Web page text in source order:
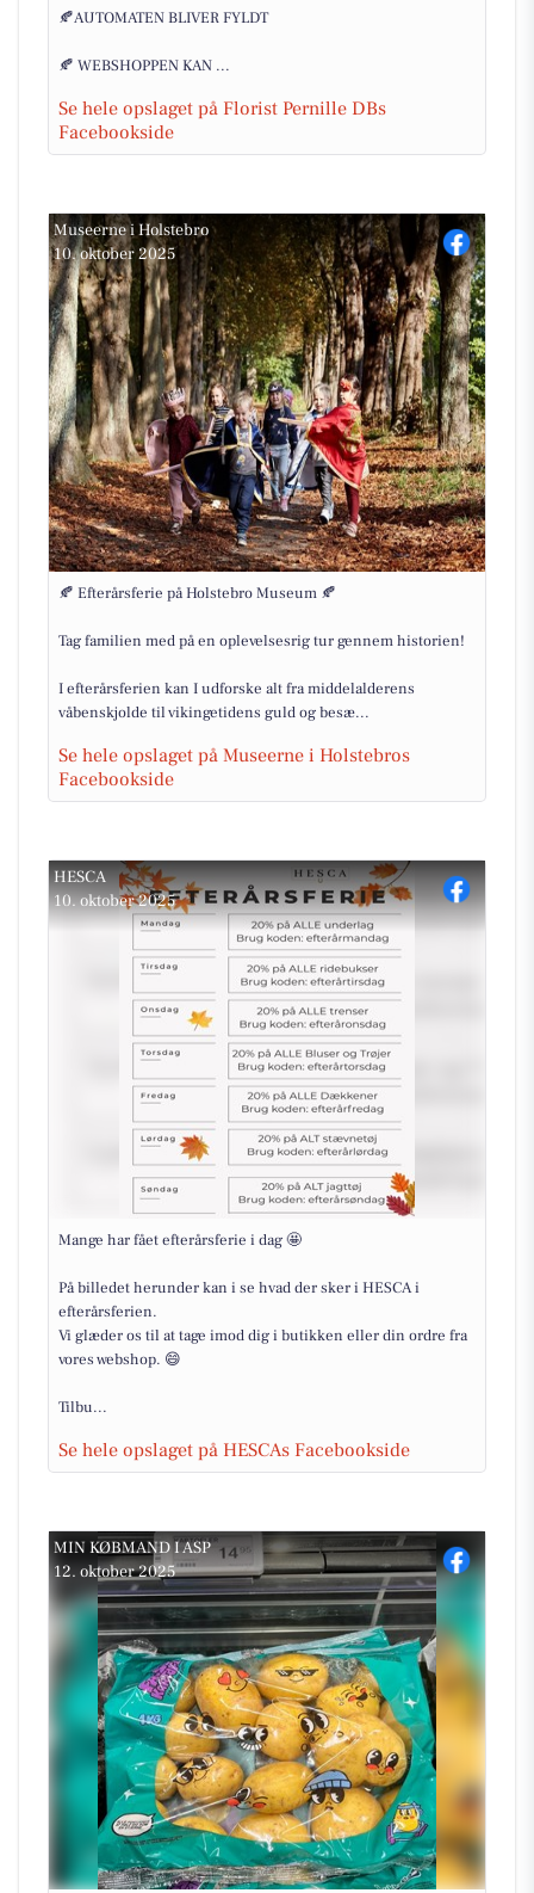
🍂AUTOMATEN BLIVER FYLDT
🍂 WEBSHOPPEN KAN ...
Se hele opslaget på Florist Pernille DBs
Facebookside
Museerne i Holstebro
10. oktober 2025
🍂 Efterårsferie på Holstebro Museum 🍂
Tag familien med på en oplevelsesrig tur gennem historien!
I efterårsferien kan I udforske alt fra middelalderens
våbenskjolde til vikingetidens guld og besæ...
Se hele opslaget på Museerne i Holstebros
Facebookside
HESCA
10. oktober 2025
Mange har fået efterårsferie i dag 🤩
På billedet herunder kan i se hvad der sker i HESCA i
efterårsferien.
Vi glæder os til at tage imod dig i butikken eller din ordre fra
vores webshop. 😄
Tilbu...
Se hele opslaget på HESCAs Facebookside
MIN KØBMAND I ASP
12. oktober 2025